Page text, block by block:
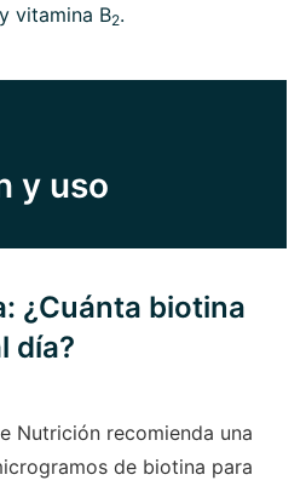
y vitamina B2.
y uso
¿Cuánta biotina
día?
Nutrición recomienda una
de biotina para